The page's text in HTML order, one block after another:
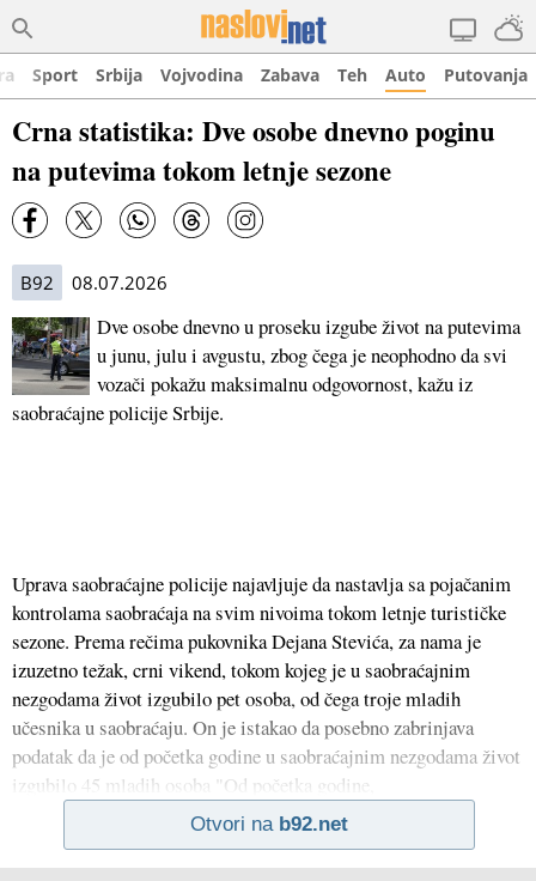
Sport Srbija Vojvodina Zabava Teh Auto Putovanja
Crna statistika: Dve osobe dnevno poginu
na putevima tokom letnje sezone
B92 08.07.2026
Dve osobe dnevno u proseku izgube život na putevima
u junu, julu i avgustu, zbog čega je neophodno da svi
vozači pokažu maksimalnu odgovornost, kažu iz
saobraćajne policije Srbije.
Uprava saobraćajne policije najavljuje da nastavlja sa pojačanim
kontrolama saobraćaja na svim nivoima tokom letnje turističke
sezone. Prema rečima pukovnika Dejana Stevića, za nama je
izuzetno težak, crni vikend, tokom kojeg je u saobraćajnim
nezgodama život izgubilo pet osoba, od čega troje mladih
učesnika u saobraćaju. On je istakao da posebno zabrinjava
podatak da je od početka godine u saobraćajnim nezgodama život
izgubilo 45 mladih osoba "Od početka godine,
Otvori na b92.net